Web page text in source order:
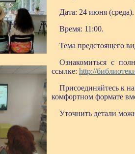
Дата: 24 июня (среда).
Время: 11:00.
Тема предстоящего
Ознакомиться с
ссылке: http://
Присоединяйтесь к
комфортном формате
Уточнить детали